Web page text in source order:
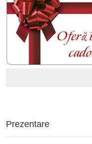
Prezentare